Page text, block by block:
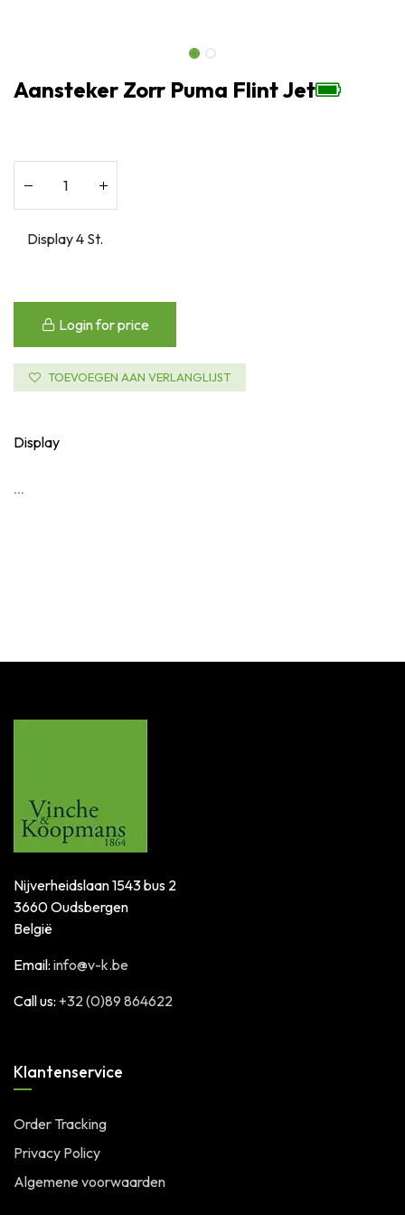
Aansteker Zorr Puma Flint Jet
Login for price
TOEVOEGEN AAN VERLANGLIJST
Display
...
Nijverheidslaan 1543 bus 2
3660 Oudsbergen
België
Email: info@v-k.be
Call us: +32 (0)89 864622
Klantenservice
Order Tracking
Privacy Policy
Algemene voorwaarden